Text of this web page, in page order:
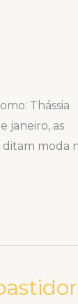
Thássia
janeiro, as
ditam moda